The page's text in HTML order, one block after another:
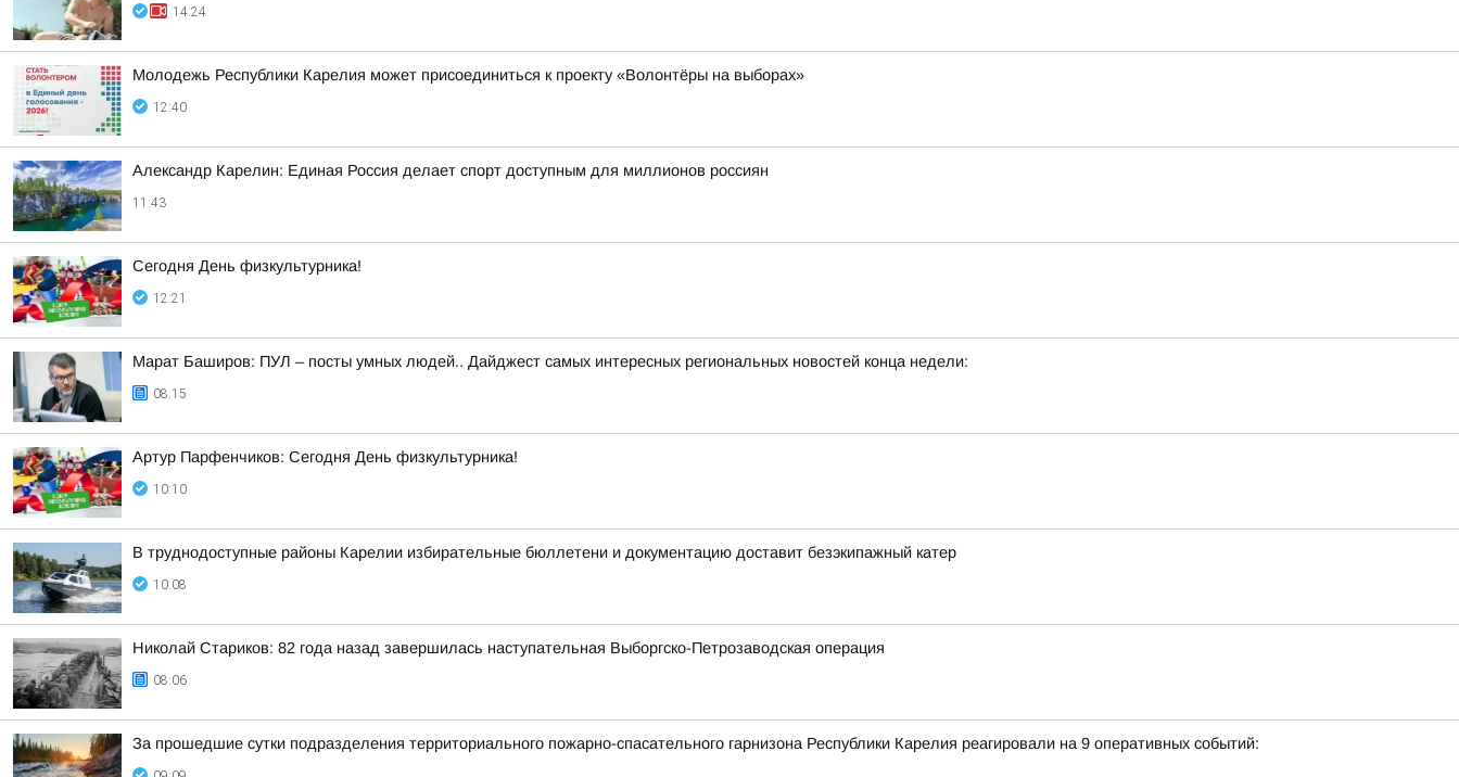
14:24
Молодежь Республики Карелия может присоединиться к проекту «Волонтёры на выборах»
12:40
Александр Карелин: Единая Россия делает спорт доступным для миллионов россиян
11:43
Сегодня День физкультурника!
12:21
Марат Баширов: ПУЛ – посты умных людей.. Дайджест самых интересных региональных новостей конца недели:
08:15
Артур Парфенчиков: Сегодня День физкультурника!
10:10
В труднодоступные районы Карелии избирательные бюллетени и документацию доставит безэкипажный катер
10:08
Николай Стариков: 82 года назад завершилась наступательная Выборгско-Петрозаводская операция
08:06
За прошедшие сутки подразделения территориального пожарно-спасательного гарнизона Республики Карелия реагировали на 9 оперативных событий: